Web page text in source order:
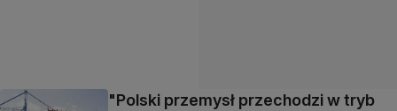
"Polski przemysł przechodzi w tryb